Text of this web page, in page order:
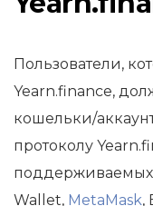
Пользователи,
Yearn.finance,
кошельки/
протоколу
поддерживаемых
Wallet, MetaMask,